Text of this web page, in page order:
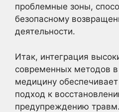
проблемные зоны,
безопасному
деятельности.
Итак, интеграция
современных методов
медицину
подход к
предупреждению